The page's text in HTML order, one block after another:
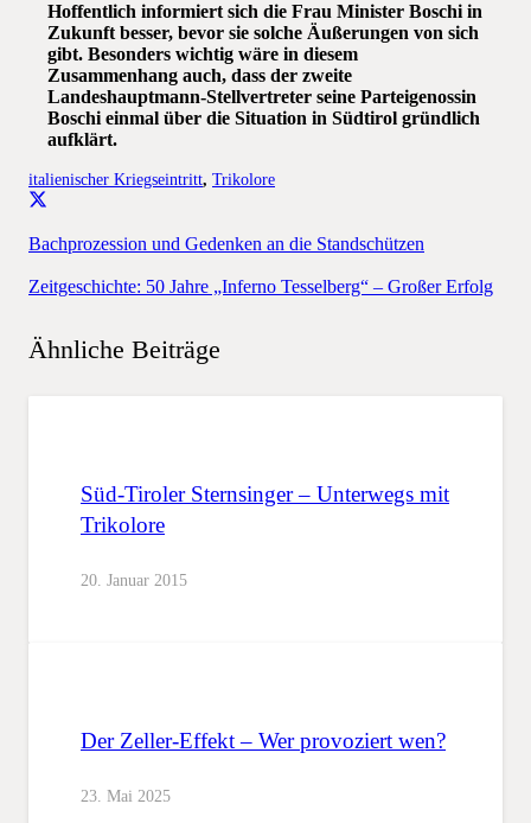
Hoffentlich informiert sich die Frau Minister Boschi in
Zukunft besser, bevor sie solche Äußerungen von sich
gibt. Besonders wichtig wäre in diesem
Zusammenhang auch, dass der zweite
Landeshauptmann-Stellvertreter seine Parteigenossin
Boschi einmal über die Situation in Südtirol gründlich
aufklärt.
italienischer Kriegseintritt, Trikolore
Bachprozession und Gedenken an die Standschützen
Zeitgeschichte: 50 Jahre „Inferno Tesselberg“ – Großer Erfolg
Ähnliche Beiträge
Süd-Tiroler Sternsinger – Unterwegs mit
Trikolore
20. Januar 2015
Der Zeller-Effekt – Wer provoziert wen?
23. Mai 2025